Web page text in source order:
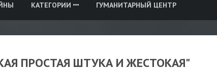
КАТЕГОРИИ ГУМАНИТАРНЫЙ ЦЕНТР
ПРОСТАЯ ШТУКА И ЖЕСТОКАЯ"